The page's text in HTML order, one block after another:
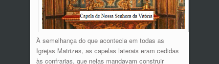
À semelhança do que acontecia em todas as
Igrejas Matrizes, as capelas laterais eram cedidas
às confrarias, que nelas mandavam construir